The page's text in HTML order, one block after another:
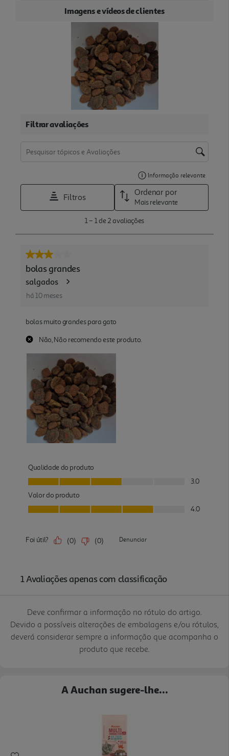
Deve confirmar a informação no rótulo do artigo.
Devido a possíveis alterações de embalagens e/ou rótulos,
deverá considerar sempre a informação que acompanha o
produto que recebe.
A Auchan sugere-lhe...